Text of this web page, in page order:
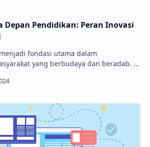
Depan Pendidikan: Peran Inovasi
fondasi utama dalam
yang berbudaya dan beradab. Di
perubahan terus berlangsung…